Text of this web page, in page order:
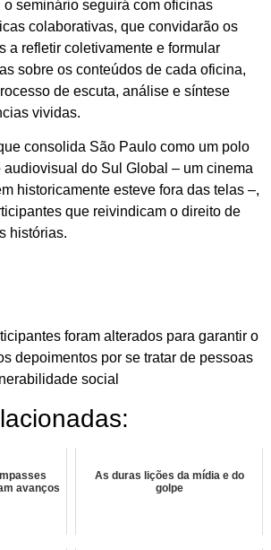
o seminário seguirá com oficinas
colaborativas, que convidarão os
a refletir coletivamente e formular
sobre os conteúdos de cada oficina,
de escuta, análise e síntese
vividas.
consolida São Paulo como um polo
audiovisual do Sul Global – um cinema
historicamente esteve fora das telas –,
que reivindicam o direito de
histórias.
foram alterados para garantir o
depoimentos por se tratar de pessoas
social
avanços
As duras lições da mídia e do
golpe